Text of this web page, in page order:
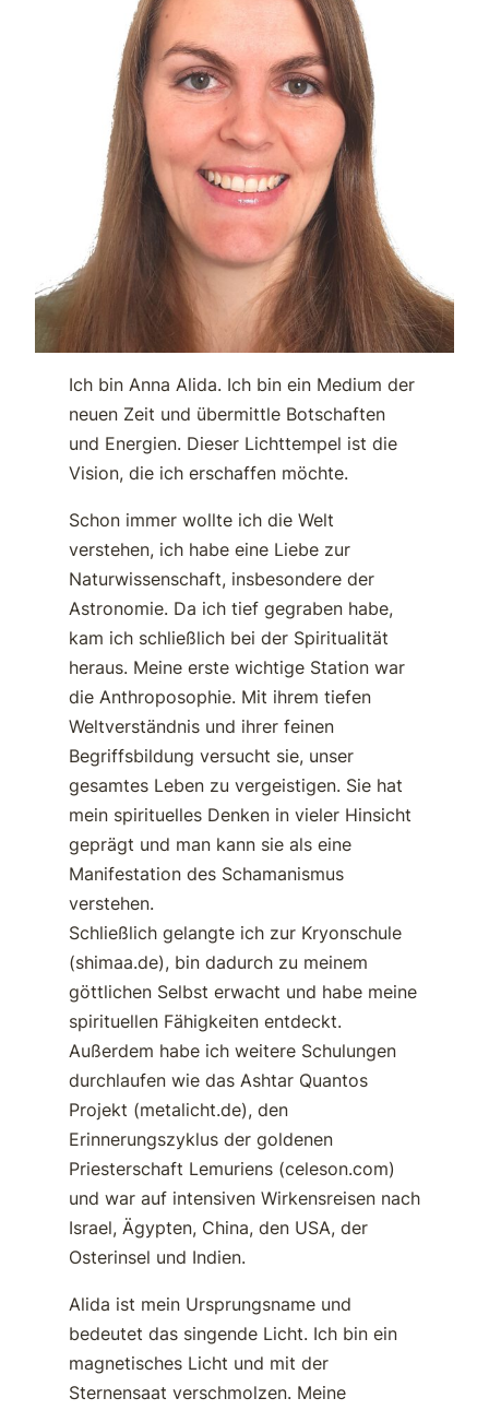
Ich bin Anna Alida. Ich bin ein Medium der
neuen Zeit und übermittle Botschaften
und Energien. Dieser Lichttempel ist die
Vision, die ich erschaffen möchte.
Schon immer wollte ich die Welt
verstehen, ich habe eine Liebe zur
Naturwissenschaft, insbesondere der
Astronomie. Da ich tief gegraben habe,
kam ich schließlich bei der Spiritualität
heraus. Meine erste wichtige Station war
die Anthroposophie. Mit ihrem tiefen
Weltverständnis und ihrer feinen
Begriffsbildung versucht sie, unser
gesamtes Leben zu vergeistigen. Sie hat
mein spirituelles Denken in vieler Hinsicht
geprägt und man kann sie als eine
Manifestation des Schamanismus
verstehen.
Schließlich gelangte ich zur Kryonschule
(shimaa.de), bin dadurch zu meinem
göttlichen Selbst erwacht und habe meine
spirituellen Fähigkeiten entdeckt.
Außerdem habe ich weitere Schulungen
durchlaufen wie das Ashtar Quantos
Projekt (metalicht.de), den
Erinnerungszyklus der goldenen
Priesterschaft Lemuriens (celeson.com)
und war auf intensiven Wirkensreisen nach
Israel, Ägypten, China, den USA, der
Osterinsel und Indien.
Alida ist mein Ursprungsname und
bedeutet das singende Licht. Ich bin ein
magnetisches Licht und mit der
Sternensaat verschmolzen. Meine